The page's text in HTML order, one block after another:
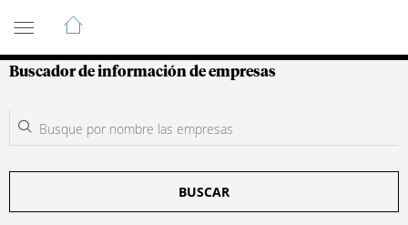
Guía de Empresas Colombianas
Buscador de información de empresas
BUSCAR